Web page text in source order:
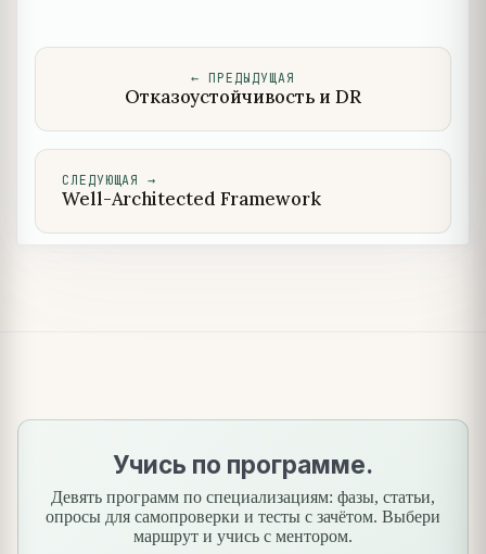
← ПРЕДЫДУЩАЯ
Отказоустойчивость и DR
СЛЕДУЮЩАЯ →
Well-Architected Framework
Учись по программе.
Девять программ по специализациям: фазы, статьи,
опросы для самопроверки и тесты с зачётом. Выбери
маршрут и учись с ментором.